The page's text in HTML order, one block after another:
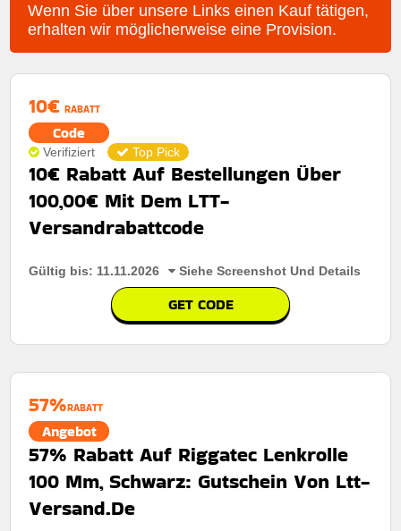
Wenn Sie über unsere Links einen Kauf tätigen,
erhalten wir möglicherweise eine Provision.
10€ RABATT
Code
Verifiziert Top Pick
10€ Rabatt Auf Bestellungen Über
100,00€ Mit Dem LTT-
Versandrabattcode
Gültig bis: 11.11.2026 Siehe Screenshot Und Details
GET CODE
57%RABATT
Angebot
57% Rabatt Auf Riggatec Lenkrolle
100 Mm, Schwarz: Gutschein Von Ltt-
Versand.De